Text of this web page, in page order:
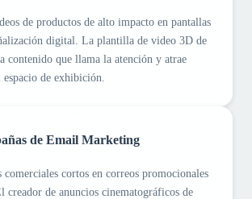
de productos de alto impacto en pantallas
digital. La plantilla de video 3D de
contenido que llama la atención y atrae
espacio de exhibición.
de Email Marketing
comerciales cortos en correos promocionales
creador de anuncios cinematográficos de